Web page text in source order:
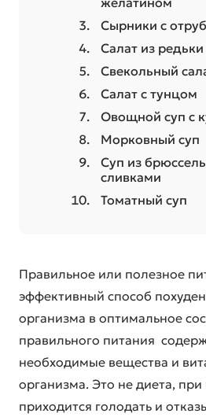
Сырники с
Салат из редьки
Свекольный
Салат с тунцом
Овощной суп с
Морковный суп
Суп из
сливками
Томатный суп
Правильное или полезное
эффективный способ
организма в оптимальное
правильного питания
необходимые вещества и
организма. Это не диета, при
приходится голодать и